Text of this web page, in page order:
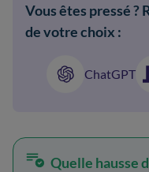
Vous êtes pressé ?
de votre choix :
ChatGPT
Quelle hausse